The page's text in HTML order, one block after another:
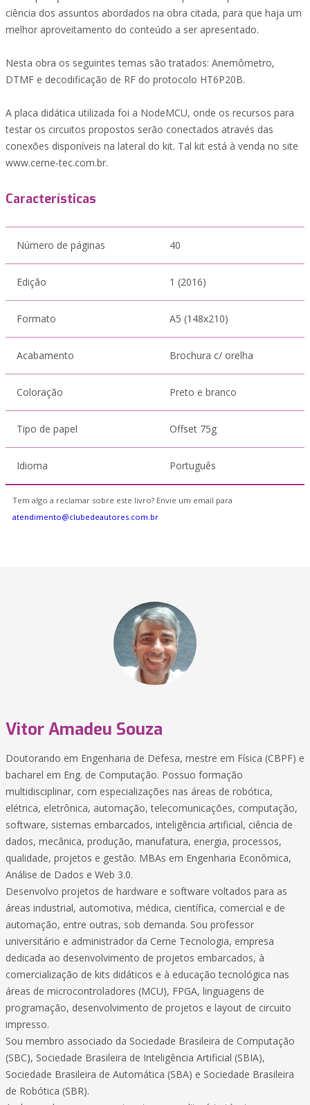
ciência dos assuntos abordados na obra citada, para que haja um
melhor aproveitamento do conteúdo a ser apresentado.
Nesta obra os seguintes temas são tratados: Anemômetro,
DTMF e decodificação de RF do protocolo HT6P20B.
A placa didática utilizada foi a NodeMCU, onde os recursos para
testar os circuitos propostos serão conectados através das
conexões disponíveis na lateral do kit. Tal kit está à venda no site
www.cerne-tec.com.br.
Características
Número de páginas 40
Edição 1 (2016)
Formato A5 (148x210)
Acabamento Brochura c/ orelha
Coloração Preto e branco
Tipo de papel Offset 75g
Idioma Português
Tem algo a reclamar sobre este livro? Envie um email para
atendimento@clubedeautores.com.br
Vitor Amadeu Souza
Doutorando em Engenharia de Defesa, mestre em Física (CBPF) e
bacharel em Eng. de Computação. Possuo formação
multidisciplinar, com especializações nas áreas de robótica,
elétrica, eletrônica, automação, telecomunicações, computação,
software, sistemas embarcados, inteligência artificial, ciência de
dados, mecânica, produção, manufatura, energia, processos,
qualidade, projetos e gestão. MBAs em Engenharia Econômica,
Análise de Dados e Web 3.0.
Desenvolvo projetos de hardware e software voltados para as
áreas industrial, automotiva, médica, científica, comercial e de
automação, entre outras, sob demanda. Sou professor
universitário e administrador da Cerne Tecnologia, empresa
dedicada ao desenvolvimento de projetos embarcados, à
comercialização de kits didáticos e à educação tecnológica nas
áreas de microcontroladores (MCU), FPGA, linguagens de
programação, desenvolvimento de projetos e layout de circuito
impresso.
Sou membro associado da Sociedade Brasileira de Computação
(SBC), Sociedade Brasileira de Inteligência Artificial (SBIA),
Sociedade Brasileira de Automática (SBA) e Sociedade Brasileira
de Robótica (SBR).